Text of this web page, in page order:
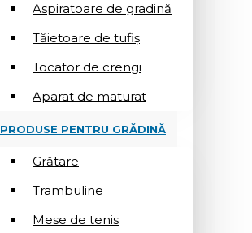
Aspiratoare de gradină
Tăietoare de tufiș
Tocator de crengi
Aparat de maturat
PRODUSE PENTRU GRĂDINĂ
Grătare
Trambuline
Mese de tenis